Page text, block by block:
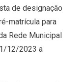
de designação
matrícula para
Rede Municipal
12/2023 a